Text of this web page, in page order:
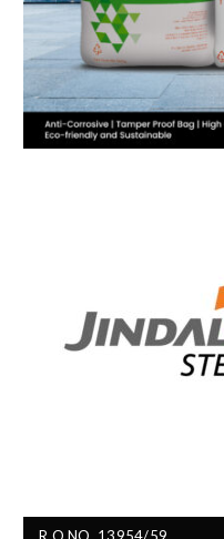
R.O.NO. 13954/59